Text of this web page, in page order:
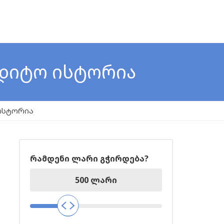
ისტორია
რამდენი ლარი გჭირდება?